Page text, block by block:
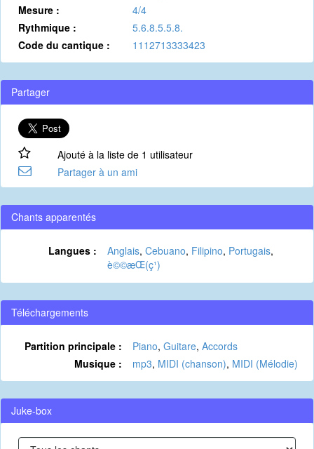
Mesure :
4/4
Rythmique :
5.6.8.5.5.8.
Code du cantique :
1112713333423
Partager
Ajouté à la liste de 1 utilisateur
Partager à un ami
Chants apparentés
Langues : Anglais, Cebuano, Filipino, Portugais,
è©©æ­Œ(ç¹)
Téléchargements
Partition principale : Piano, Guitare, Accords
Musique :
mp3, MIDI (chanson), MIDI (Mélodie)
Juke-box